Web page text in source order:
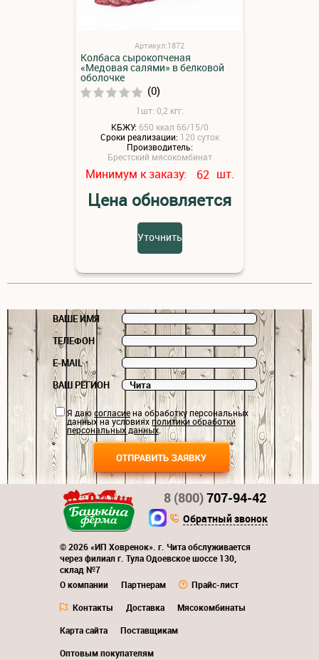
Артикул:1872
Колбаса сырокопченая
«Медовая салями» в белковой
оболочке
(0)
1шт: 0,2 кгг.
КБЖУ: 650 ккал 66/15/0
Сроки реализации: 120 суток
Производитель:
Брестский мясокомбинат
Минимум к заказу: 62 шт.
Цена обновляется
Уточнить
ВАШЕ ИМЯ
ТЕЛЕФОН
E-MAIL
ВАШ РЕГИОН
Я даюсогласиена обработку персональных
данных на условияхполитики обработки
персональных данных.
© 2026 «ИП Ховренок». г. Чита обслуживается
через филиал г. Тула Одоевское шоссе 130,
склад №7
О компании
Партнерам
Прайс-лист
Контакты
Доставка
Мясокомбинаты
Карта сайта
Поставщикам
Оптовым покупателям
8 (800)707-94-42
Обратный звонок